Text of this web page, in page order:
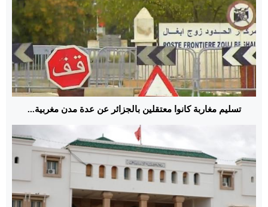
تسليم مغاربة كانوا معتقلين بالجزائر عن عدة مدن مغربية...